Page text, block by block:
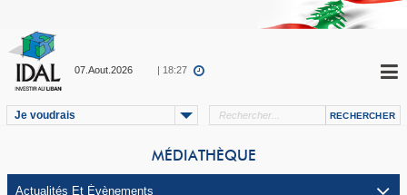
07.Aout.2026 | 18:27
Je voudrais
MÉDIATHÈQUE